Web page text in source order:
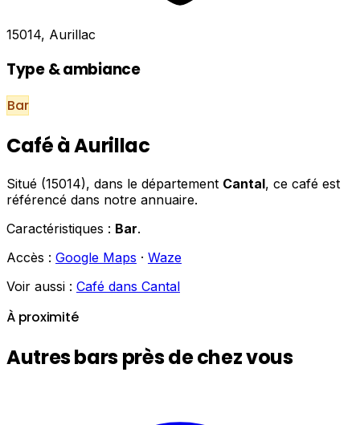
15014, Aurillac
Type & ambiance
Bar
Café à Aurillac
Situé (15014), dans le département Cantal, ce café est
référencé dans notre annuaire.
Caractéristiques : Bar.
Accès : Google Maps · Waze
Voir aussi : Café dans Cantal
À proximité
Autres bars près de chez vous